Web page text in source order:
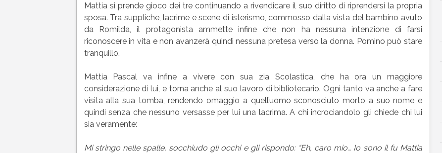
Mattia si prende gioco dei tre continuando a rivendicare il suo diritto di riprendersi la propria
sposa. Tra suppliche, lacrime e scene di isterismo, commosso dalla vista del bambino avuto
da Romilda, il protagonista ammette infine che non ha nessuna intenzione di farsi
riconoscere in vita e non avanzerà quindi nessuna pretesa verso la donna. Pomino può stare
tranquillo.
Mattia Pascal va infine a vivere con sua zia Scolastica, che ha ora un maggiore
considerazione di lui, e torna anche al suo lavoro di bibliotecario. Ogni tanto va anche a fare
visita alla sua tomba, rendendo omaggio a quell’uomo sconosciuto morto a suo nome e
quindi senza che nessuno versasse per lui una lacrima. A chi incrociandolo gli chiede chi lui
sia veramente:
Mi stringo nelle spalle, socchiudo gli occhi e gli rispondo: “Eh, caro mio… Io sono il fu Mattia